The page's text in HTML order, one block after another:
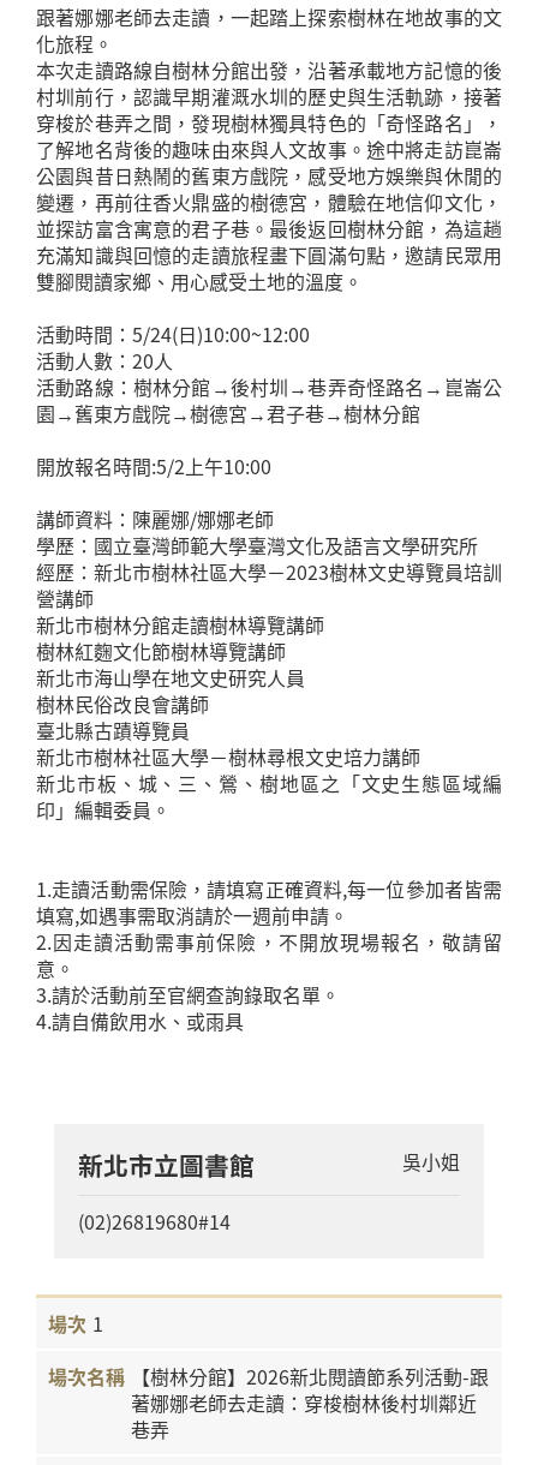
跟著娜娜老師去走讀，一起踏上探索樹林在地故事的文
化旅程。
本次走讀路線自樹林分館出發，沿著承載地方記憶的後
村圳前行，認識早期灌溉水圳的歷史與生活軌跡，接著
穿梭於巷弄之間，發現樹林獨具特色的「奇怪路名」，
了解地名背後的趣味由來與人文故事。途中將走訪崑崙
公園與昔日熱鬧的舊東方戲院，感受地方娛樂與休閒的
變遷，再前往香火鼎盛的樹德宮，體驗在地信仰文化，
並探訪富含寓意的君子巷。最後返回樹林分館，為這趟
充滿知識與回憶的走讀旅程畫下圓滿句點，邀請民眾用
雙腳閱讀家鄉、用心感受土地的溫度。
活動時間：5/24(日)10:00~12:00
活動人數：20人
活動路線：樹林分館→後村圳→巷弄奇怪路名→崑崙公
園→舊東方戲院→樹德宮→君子巷→樹林分館
開放報名時間:5/2上午10:00
講師資料：陳麗娜/娜娜老師
學歷：國立臺灣師範大學臺灣文化及語言文學研究所
經歷：新北市樹林社區大學－2023樹林文史導覽員培訓
營講師
新北市樹林分館走讀樹林導覽講師
樹林紅麴文化節樹林導覽講師
新北市海山學在地文史研究人員
樹林民俗改良會講師
臺北縣古蹟導覽員
新北市樹林社區大學－樹林尋根文史培力講師
新北市板、城、三、鶯、樹地區之「文史生態區域編
印」編輯委員。
1.走讀活動需保險，請填寫正確資料,每一位參加者皆需
填寫,如遇事需取消請於一週前申請。
2.因走讀活動需事前保險，不開放現場報名，敬請留
意。
3.請於活動前至官網查詢錄取名單。
4.請自備飲用水、或雨具
新北市立圖書館 吳小姐
(02)26819680#14
1
【樹林分館】2026新北閱讀節系列活動-跟
著娜娜老師去走讀：穿梭樹林後村圳鄰近
巷弄